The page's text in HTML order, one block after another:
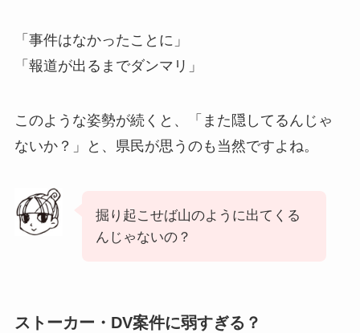
「事件はなかったことに」
「報道が出るまでダンマリ」
このような姿勢が続くと、「また隠してるんじゃ
ないか？」と、県民が思うのも当然ですよね。
掘り起こせば山のように出てくる
んじゃないの？
ストーカー・DV案件に弱すぎる？